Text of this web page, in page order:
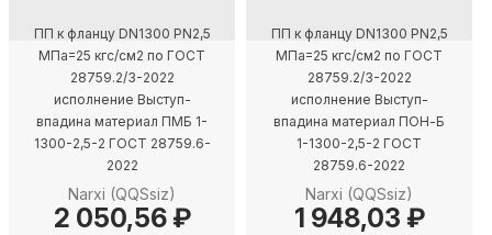
ПП к фланцу DN1300 PN2,5
МПа=25 кгс/см2 по ГОСТ
28759.2/3-2022
исполнение Выступ-
впадина материал ПМБ 1-
1300-2,5-2 ГОСТ 28759.6-
2022
Narxi (QQSsiz)
2 050,56 ₽
ПП к фланцу DN1300 PN2,5
МПа=25 кгс/см2 по ГОСТ
28759.2/3-2022
исполнение Выступ-
впадина материал ПОН-Б
1-1300-2,5-2 ГОСТ
28759.6-2022
Narxi (QQSsiz)
1 948,03 ₽